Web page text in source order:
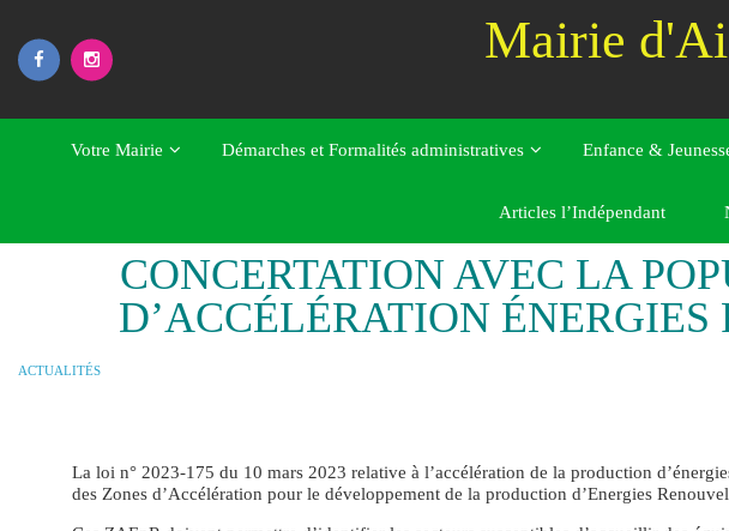
content
Mairie
Votre Mairie Démarches et Formalités administratives Enfance &
Articles l’Indépendant
CONCERTATION AVEC LA POPULATION – ZONES D’ACCÉLÉRATION ÉNERGIES
CONCERTATION AVEC LA
D’ACCÉLÉRATION
ACTUALITÉS
La loi n° 2023-175 du 10 mars 2023 relative à l’accélération de la production
des Zones d’Accélération pour le développement de la production d’Energies